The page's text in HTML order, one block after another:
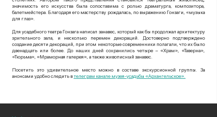
значимость его искусства была сопоставима с ролью драматурга, композитора,
балетмейстера. Благодаря его мастерству рождалась, по выражению Гонзаги, «музыка
для глаз».
Для усадебного театра Гонзага написал занавес, который как бы продолжал архитектуру
зрительного зала, и несколько перемен декораций. Достоверно подтверждено
создание десяти декораций, при этом некоторые современники полагали, что их было
двенадцать или более. До наших дней сохранились четыре – «Храм», «Таверна»,
«Тюрьма», «Мраморная галерея», а также живописный занавес.
Посетить это удивительное место можно в составе экскурсионной группы. За
анонсами удобно следить втелеграм канале музея-усадьбы «Архангельское».